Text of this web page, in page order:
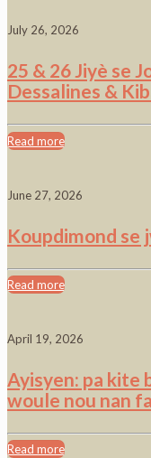
July 26, 2026
25 & 26 Jiyè se
Dessalines &
Read more
June 27, 2026
Koupdimond se
Read more
April 19, 2026
Ayisyen: pa kite
woule nou nan
Read more